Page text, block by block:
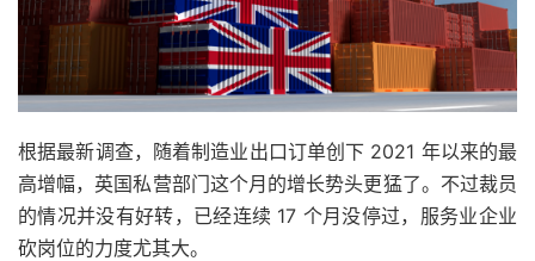
根据最新调查，随着制造业出口订单创下 2021 年以来的最
高增幅，英国私营部门这个月的增长势头更猛了。不过裁员
的情况并没有好转，已经连续 17 个月没停过，服务业企业
砍岗位的力度尤其大。